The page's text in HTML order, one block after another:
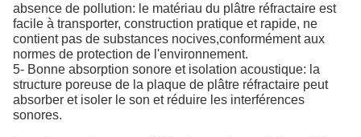
absence de pollution: le matériau du plâtre réfractaire est
facile à transporter, construction pratique et rapide, ne
contient pas de substances nocives,conformément aux
normes de protection de l'environnement.
5- Bonne absorption sonore et isolation acoustique: la
structure poreuse de la plaque de plâtre réfractaire peut
absorber et isoler le son et réduire les interférences
sonores.